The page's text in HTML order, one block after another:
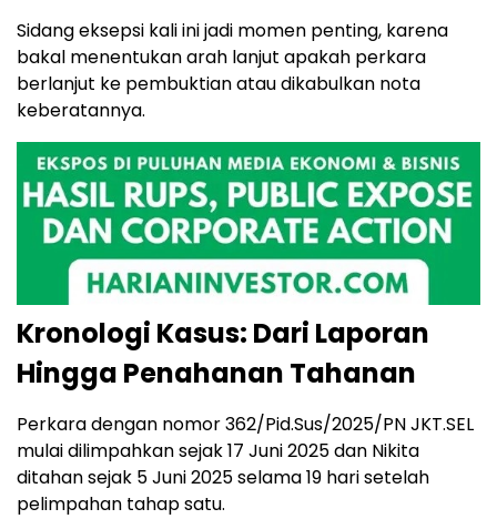
Sidang eksepsi kali ini jadi momen penting, karena
bakal menentukan arah lanjut apakah perkara
berlanjut ke pembuktian atau dikabulkan nota
keberatannya.
Kronologi Kasus: Dari Laporan
Hingga Penahanan Tahanan
Perkara dengan nomor 362/Pid.Sus/2025/PN JKT.SEL
mulai dilimpahkan sejak 17 Juni 2025 dan Nikita
ditahan sejak 5 Juni 2025 selama 19 hari setelah
pelimpahan tahap satu.